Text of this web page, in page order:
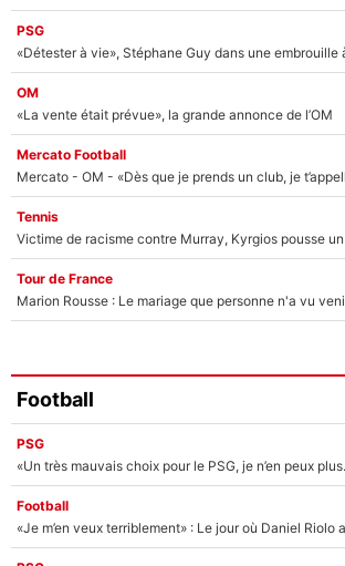
PSG
«Détester à vie», Stéphane Guy dans une embrouille
OM
«La vente était prévue», la grande annonce de l’OM
Mercato Football
Tennis
Tour de France
Marion Rousse : Le mariage que personne n'a vu
Football
PSG
Football